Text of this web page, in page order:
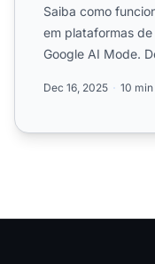
Saiba como
em plataformas
Google AI Mode.
Dec 16, 2025 10